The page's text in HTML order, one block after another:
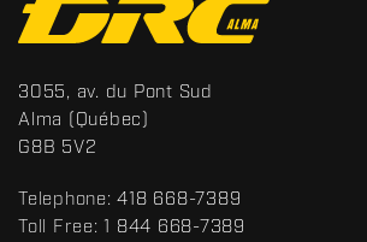
o
n
t
a
c
t
S
p
o
t
s
3055, av. du Pont Sud
Alma (Québec)
G8B 5V2
Telephone: 418 668-7389
Toll Free: 1 844 668-7389